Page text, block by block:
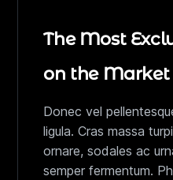
The Most
on the Market
Donec vel
ligula. Cras massa
ornare, sodales ac
semper fermentum.